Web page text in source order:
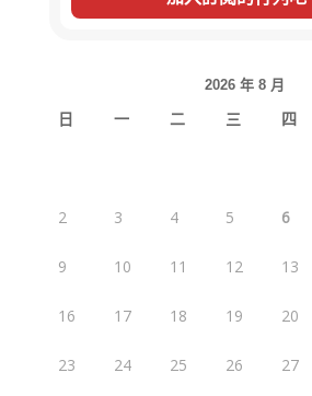
2026 年 8 月
日 一 二 三 四
2 3 4 5 6
9 10 11 12 13
16 17 18 19 20
23 24 25 26 27